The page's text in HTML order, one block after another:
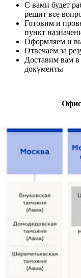
С вами будет
решит все
Готовим и
пункт
Оформляем и
Отвечаем за
Доставим вам
документы